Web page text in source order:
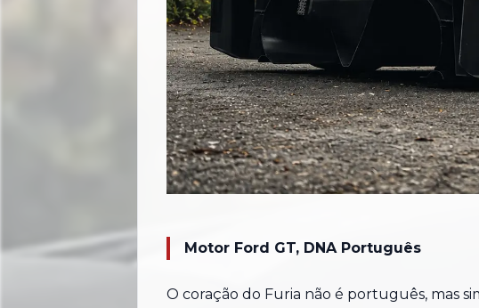
Motor Ford GT, DNA Português
O coração do Furia não é português, mas